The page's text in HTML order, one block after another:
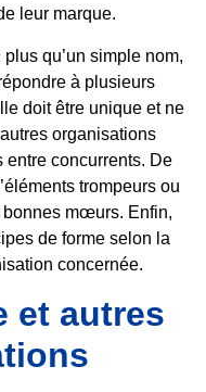
leur marque.
qu’un simple nom,
à plusieurs
doit être unique et ne
organisations
entre concurrents. De
trompeurs ou
bonnes mœurs. Enfin,
de forme selon la
concernée.
et autres